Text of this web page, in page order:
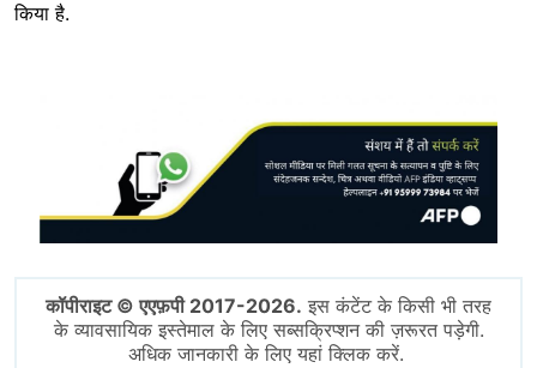
किया है.
कॉपीराइट © एएफ़पी 2017-2026. इस कंटेंट के किसी भी तरह
के व्यावसायिक इस्तेमाल के लिए सब्सक्रिप्शन की ज़रूरत पड़ेगी.
अधिक जानकारी के लिए यहां क्लिक करें.